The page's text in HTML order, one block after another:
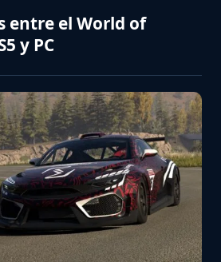
entre el World of
y PC